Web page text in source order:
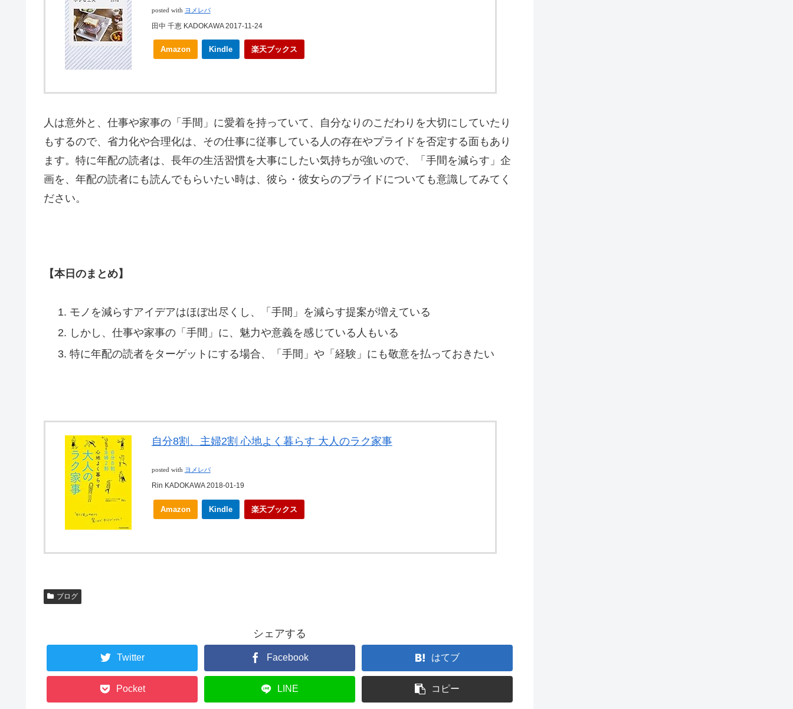
posted with ヨメレバ
田中 千恵 KADOKAWA 2017-11-24
Amazon Kindle 楽天ブックス
人は意外と、仕事や家事の「手間」に愛着を持っていて、自分なりのこだわりを大切にしていたり
もするので、省力化や合理化は、その仕事に従事している人の存在やプライドを否定する面もあり
ます。特に年配の読者は、長年の生活習慣を大事にしたい気持ちが強いので、「手間を減らす」企
画を、年配の読者にも読んでもらいたい時は、彼ら・彼女らのプライドについても意識してみてく
ださい。
【本日のまとめ】
モノを減らすアイデアはほぼ出尽くし、「手間」を減らす提案が増えている
しかし、仕事や家事の「手間」に、魅力や意義を感じている人もいる
特に年配の読者をターゲットにする場合、「手間」や「経験」にも敬意を払っておきたい
自分8割、主婦2割 心地よく暮らす 大人のラク家事
posted with ヨメレバ
Rin KADOKAWA 2018-01-19
Amazon Kindle 楽天ブックス
ブログ
シェアする
Twitter Facebook はてブ
Pocket LINE コピー